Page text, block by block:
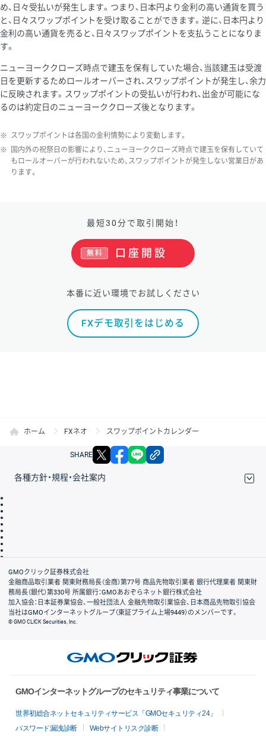
め、日々受払いが発生します。つまり、日本円より金利の高い通貨を買う
と、日々スワップポイントを受け取ることができます。逆に、日本円より
金利の高い通貨を売ると、日々スワップポイントを支払うことになりま
す。
ニューヨーククローズ時点で建玉を保有していた場合、当該建玉は受渡
日を更新するためロールオーバーされ、スワップポイントが発生し、余力
に反映されます。スワップポイントの受払いが行われ、出金が可能にな
るのは約定日のニューヨーククローズ後となります。
※ スワップポイントは各国の金利情勢により変動します。
※
国内外の祝祭日の影響により、ニューヨーククローズ時点で建玉を保有していて
もロールオーバーが行われないため、スワップポイントが発生しない営業日があ
ります。
最短30分で取引開始！
口座開設
無料
本番に近い環境でお試しください
FXデモ取引をはじめる
ホーム FXネオ スワップポイントカレンダー
SHARE X facebook
各種方針・規程・会社案内
会社案内
GMOクリック証券株式会社
金融商品取引業者 関東財務局長（金商）第77号 商品先物取引業者 銀行代理業者 関東財
務局長（銀代）第330号 所属銀行：GMOあおぞらネット銀行株式会社
加入協会：日本証券業協会、一般社団法人 金融先物取引業協会、日本商品先物取引協会
当社はGMOインターネットグループ（東証プライム上場9449）のメンバーです。
© GMO CLICK Securities, Inc.
GMOインターネットグループのセキュリティ事業について
世界初総合ネットセキュリティサービス「GMOセキュリティ24」
パスワード漏洩診断
Webサイトリスク診断